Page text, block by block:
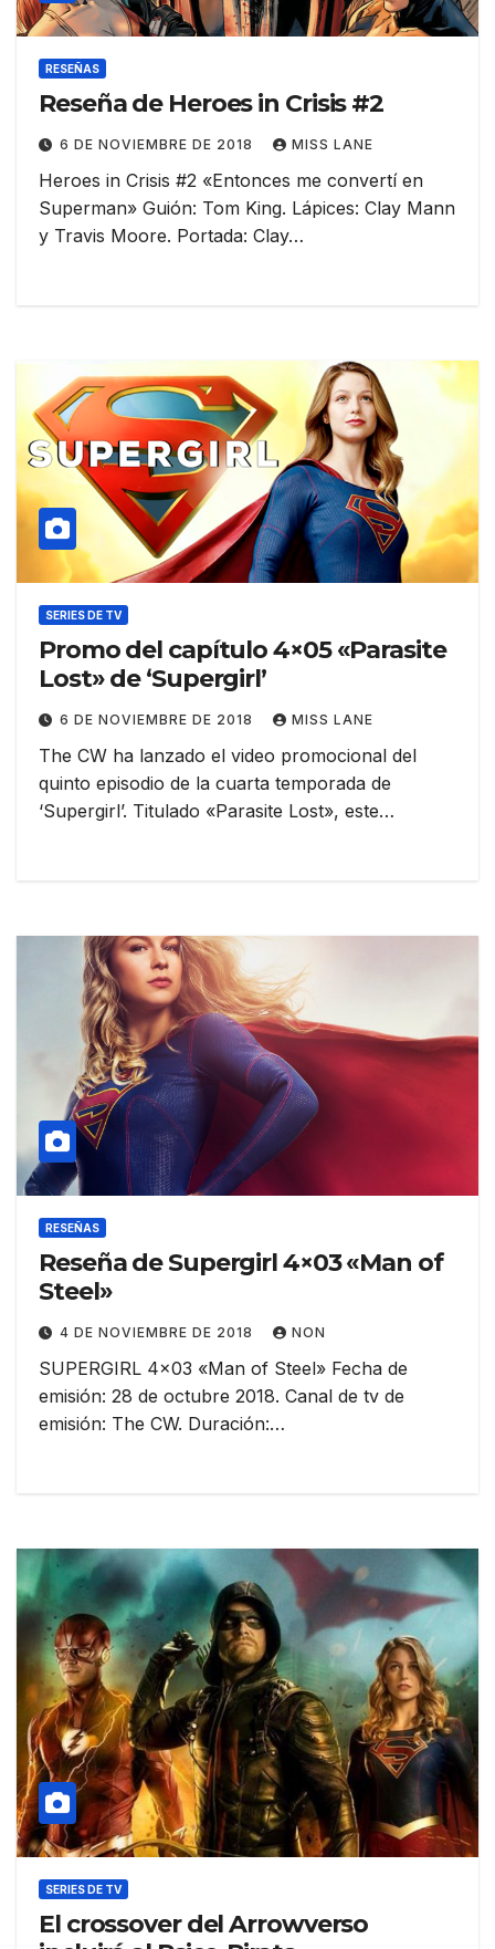
RESEÑAS
Reseña de Heroes in Crisis #2
6 DE NOVIEMBRE DE 2018 MISS LANE
Heroes in Crisis #2 «Entonces me convertí en
Superman» Guión: Tom King. Lápices: Clay Mann
y Travis Moore. Portada: Clay…
SERIES DE TV
Promo del capítulo 4×05 «Parasite
Lost» de ‘Supergirl’
6 DE NOVIEMBRE DE 2018 MISS LANE
The CW ha lanzado el video promocional del
quinto episodio de la cuarta temporada de
‘Supergirl’. Titulado «Parasite Lost», este…
RESEÑAS
Reseña de Supergirl 4×03 «Man of
Steel»
4 DE NOVIEMBRE DE 2018 NON
SUPERGIRL 4×03 «Man of Steel» Fecha de
emisión: 28 de octubre 2018. Canal de tv de
emisión: The CW. Duración:…
SERIES DE TV
El crossover del Arrowverso